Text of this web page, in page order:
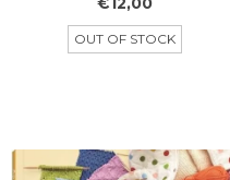
OUT OF STOCK